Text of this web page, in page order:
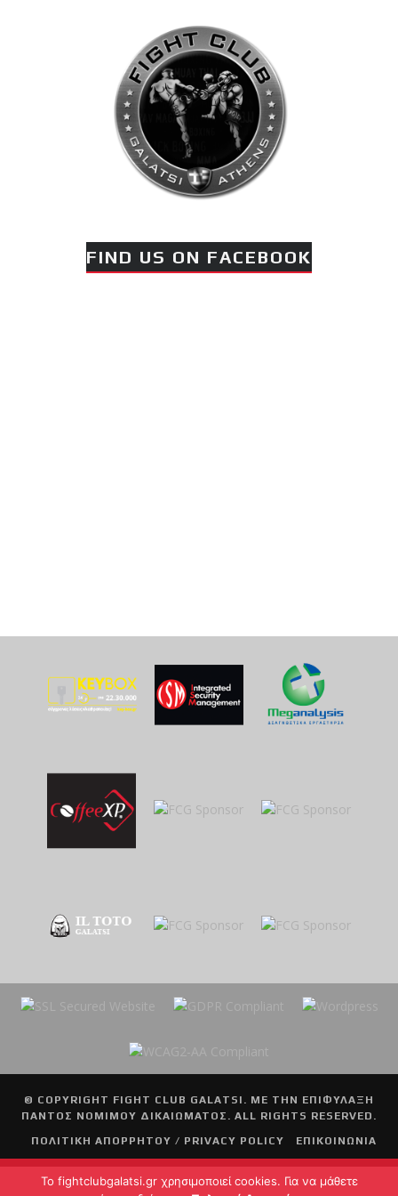
FIND US ON FACEBOOK
© COPYRIGHT FIGHT CLUB GALATSI
. ΜΕ ΤΗΝ ΕΠΙΦΥΛΑΞΗ
ΠΑΝΤΟΣ ΝΟΜΙΜΟΥ ΔΙΚΑΙΩΜΑΤΟΣ. ALL RIGHTS RESERVED.
ΠΟΛΙΤΙΚΗ ΑΠΟΡΡΗΤΟΥ / PRIVACY POLICY
ΕΠΙΚΟΙΝΩΝΙΑ
To fightclubgalatsi.gr χρησιμοποιεί cookies. Για να μάθετε